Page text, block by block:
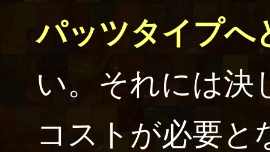
パッツタイプへ
い。それには決
コストが必要と